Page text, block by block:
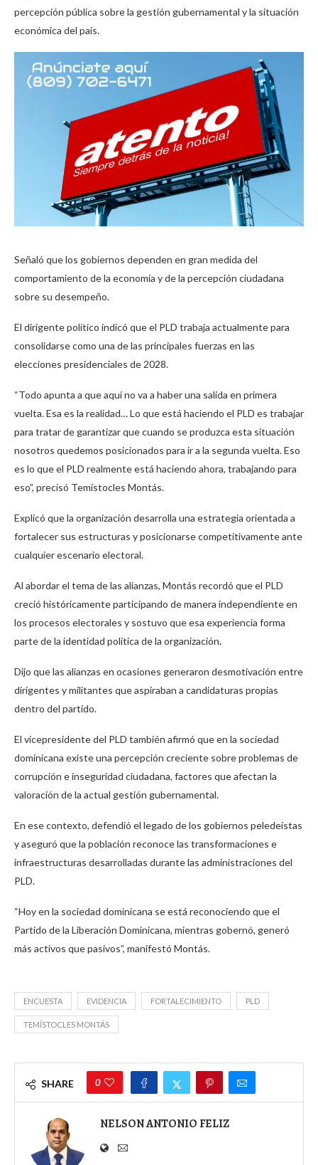
percepción pública sobre la gestión gubernamental y la situación
económica del país.
Señaló que los gobiernos dependen en gran medida del
comportamiento de la economía y de la percepción ciudadana
sobre su desempeño.
El dirigente político indicó que el PLD trabaja actualmente para
consolidarse como una de las principales fuerzas en las
elecciones presidenciales de 2028.
“Todo apunta a que aquí no va a haber una salida en primera
vuelta. Esa es la realidad… Lo que está haciendo el PLD es trabajar
para tratar de garantizar que cuando se produzca esta situación
nosotros quedemos posicionados para ir a la segunda vuelta. Eso
es lo que el PLD realmente está haciendo ahora, trabajando para
eso”, precisó Temístocles Montás.
Explicó que la organización desarrolla una estrategia orientada a
fortalecer sus estructuras y posicionarse competitivamente ante
cualquier escenario electoral.
Al abordar el tema de las alianzas, Montás recordó que el PLD
creció históricamente participando de manera independiente en
los procesos electorales y sostuvo que esa experiencia forma
parte de la identidad política de la organización.
Dijo que las alianzas en ocasiones generaron desmotivación entre
dirigentes y militantes que aspiraban a candidaturas propias
dentro del partido.
El vicepresidente del PLD también afirmó que en la sociedad
dominicana existe una percepción creciente sobre problemas de
corrupción e inseguridad ciudadana, factores que afectan la
valoración de la actual gestión gubernamental.
En ese contexto, defendió el legado de los gobiernos peledeístas
y aseguró que la población reconoce las transformaciones e
infraestructuras desarrolladas durante las administraciones del
PLD.
“Hoy en la sociedad dominicana se está reconociendo que el
Partido de la Liberación Dominicana, mientras gobernó, generó
más activos que pasivos”, manifestó Montás.
ENCUESTA EVIDENCIA FORTALECIMIENTO PLD
TEMÍSTOCLES MONTÁS
SHARE 0
NELSON ANTONIO FELIZ